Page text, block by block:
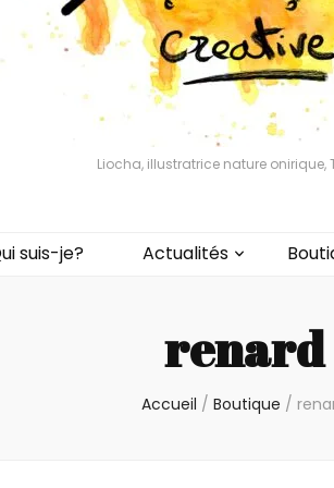
Liocha, illustratrice nature onirique,
suis-je? Actualités
renard
Accueil / Boutique /